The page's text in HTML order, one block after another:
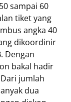
sampai 60
tiket yang
angka 40
dikoordinir
Dengan
bakal hadir
jumlah
dua